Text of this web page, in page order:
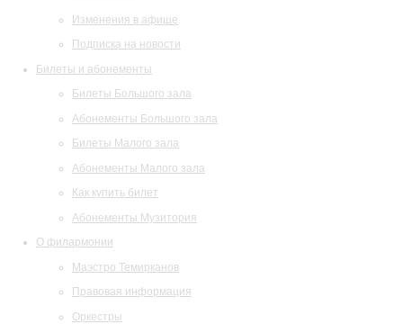
Изменения в афише
Подписка на новости
Билеты и абонементы
Билеты Большого зала
Абонементы Большого зала
Билеты Малого зала
Абонементы Малого зала
Как купить билет
Абонементы Музитория
О филармонии
Маэстро Темирканов
Правовая информация
Оркестры